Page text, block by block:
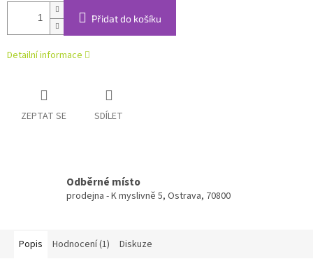
Přidat do košíku
Detailní informace
ZEPTAT SE SDÍLET
Odběrné místo
prodejna - K myslivně 5, Ostrava, 70800
Popis Hodnocení (1) Diskuze